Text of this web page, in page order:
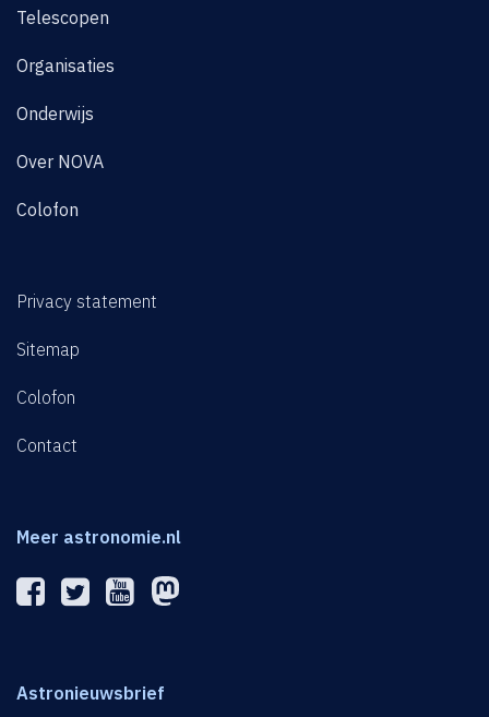
Telescopen
Organisaties
Onderwijs
Over NOVA
Colofon
Privacy statement
Sitemap
Colofon
Contact
Meer astronomie.nl
Astronieuwsbrief